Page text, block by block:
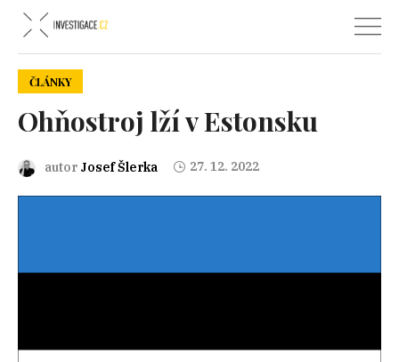
ČLÁNKY
Ohňostroj lží v Estonsku
autor Josef Šlerka 27. 12. 2022